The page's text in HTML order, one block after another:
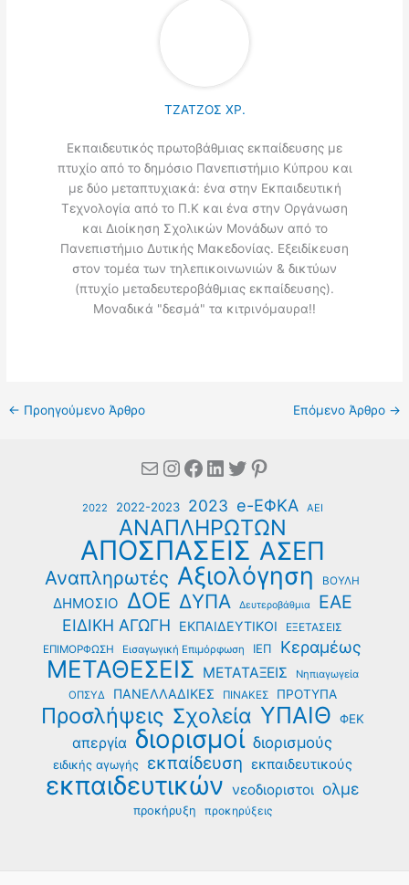
ΤΖΑΤΖΟΣ ΧΡ.
Εκπαιδευτικός πρωτοβάθμιας εκπαίδευσης με
πτυχίο από το δημόσιο Πανεπιστήμιο Κύπρου και
με δύο μεταπτυχιακά: ένα στην Εκπαιδευτική
Τεχνολογία από το Π.Κ και ένα στην Οργάνωση
και Διοίκηση Σχολικών Μονάδων από το
Πανεπιστήμιο Δυτικής Μακεδονίας. Εξειδίκευση
στον τομέα των τηλεπικοινωνιών & δικτύων
(πτυχίο μεταδευτεροβάθμιας εκπαίδευσης).
Μοναδικά "δεσμά" τα κιτρινόμαυρα!!
← Προηγούμενο Άρθρο Επόμενο Άρθρο →
MailInstagram
Facebook
Linkedin
Twitter
Pinterest
2022 2022-2023 2023 e-ΕΦΚΑ ΑΕΙ
ΑΝΑΠΛΗΡΩΤΩΝ
ΑΠΟΣΠΑΣΕΙΣ ΑΣΕΠ
Αναπληρωτές Αξιολόγηση ΒΟΥΛΗ
ΔΗΜΟΣΙΟ ΔΟΕ ΔΥΠΑ Δευτεροβάθμια ΕΑΕ
ΕΙΔΙΚΗ ΑΓΩΓΗ ΕΚΠΑΙΔΕΥΤΙΚΟΙ ΕΞΕΤΑΣΕΙΣ
ΕΠΙΜΟΡΦΩΣΗ Εισαγωγική Επιμόρφωση ΙΕΠ Κεραμέως
ΜΕΤΑΘΕΣΕΙΣ ΜΕΤΑΤΑΞΕΙΣ
Νηπιαγωγεία
ΟΠΣΥΔ
ΠΑΝΕΛΛΑΔΙΚΕΣ ΠΙΝΑΚΕΣ ΠΡΟΤΥΠΑ
Προσλήψεις Σχολεία ΥΠΑΙΘ ΦΕΚ
απεργία διορισμοί διορισμούς
ειδικής αγωγής εκπαίδευση εκπαιδευτικούς
εκπαιδευτικών νεοδιοριστοι ολμε
προκήρυξη προκηρύξεις